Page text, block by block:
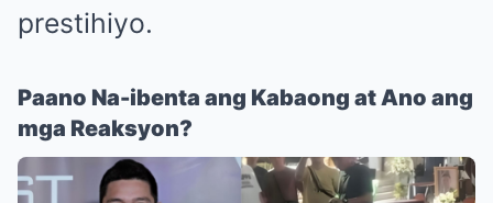
prestihiyo.
Paano Na-ibenta ang Kabaong at Ano ang
mga Reaksyon?